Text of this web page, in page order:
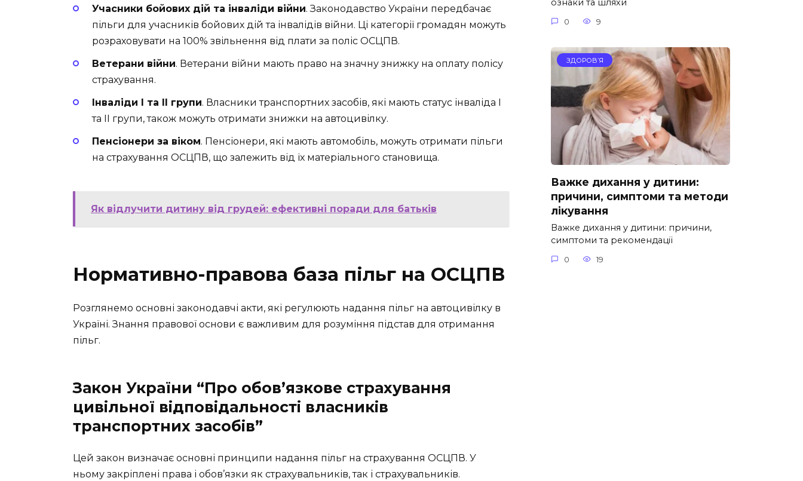
Учасники бойових дій та інваліди війни. Законодавство України передбачає
пільги для учасників бойових дій та інвалідів війни. Ці категорії громадян можуть
розраховувати на 100% звільнення від плати за поліс ОСЦПВ.
Ветерани війни. Ветерани війни мають право на значну знижку на оплату полісу
страхування.
Інваліди I та II групи. Власники транспортних засобів, які мають статус інваліда I
та II групи, також можуть отримати знижки на автоцивілку.
Пенсіонери за віком. Пенсіонери, які мають автомобіль, можуть отримати пільги
на страхування ОСЦПВ, що залежить від їх матеріального становища.
Як відлучити дитину від грудей: ефективні поради для батьків
Нормативно-правова база пільг на ОСЦПВ
Розглянемо основні законодавчі акти, які регулюють надання пільг на автоцивілку в
Україні. Знання правової основи є важливим для розуміння підстав для отримання
пільг.
Закон України “Про обов’язкове страхування
цивільної відповідальності власників
транспортних засобів”
Цей закон визначає основні принципи надання пільг на страхування ОСЦПВ. У
ньому закріплені права і обов’язки як страхувальників, так і страхувальників.
ознаки та шляхи
0 9
ЗДОРОВ’Я
Важке дихання у дитини:
причини, симптоми та методи
лікування
Важке дихання у дитини: причини,
симптоми та рекомендації
0 19